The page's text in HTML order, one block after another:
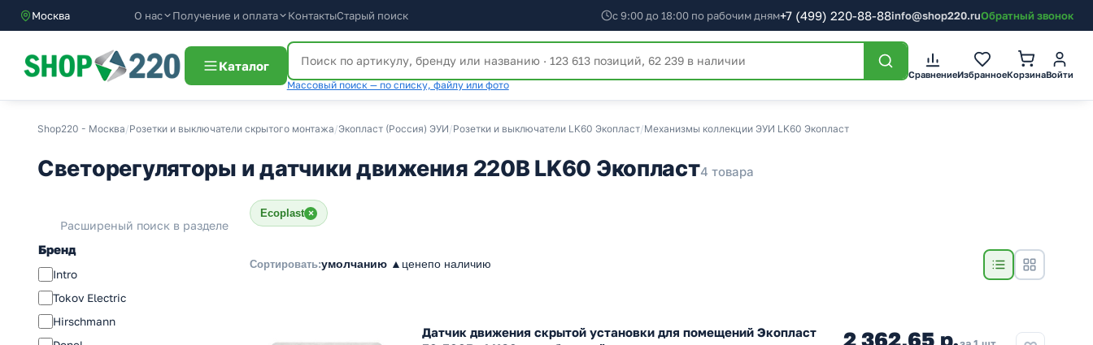
Москва О нас Получение и оплата КонтактыСтарый поиск с 9:00 до 18:00 по рабочим дням+7 (499) 220-88-88info@shop220.ruОбратный звонок
Каталог
Массовый поиск — по списку, файлу или фото
СравнениеИзбранноеКорзинаВойти
Shop220 - Москва/Розетки и выключатели скрытого монтажа/Экопласт (Россия) ЭУИ/Розетки и выключатели LK60 Экопласт/Механизмы коллекции ЭУИ LK60 Экопласт
Светорегуляторы и датчики движения 220В LK60 Экопласт4 товара
Расширеный поиск в разделе
Бренд
Intro
Tokov Electric
Hirschmann
Ecoplast ×
Сортировать:умолчанию ▲ ценепо наличию
Датчик движения скрытой установки для помещений Экопласт
2 362,65 р.